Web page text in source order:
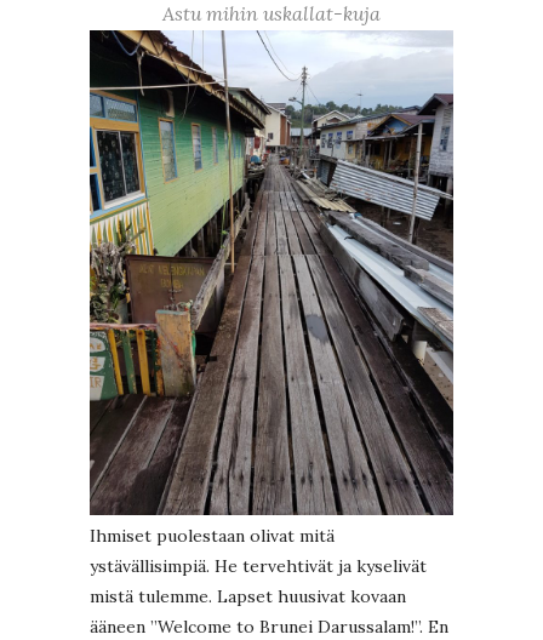
Astu mihin uskallat-kuja
Ihmiset puolestaan olivat mitä
ystävällisimpiä. He tervehtivät ja kyselivät
mistä tulemme. Lapset huusivat kovaan
ääneen ”Welcome to Brunei Darussalam!”. En